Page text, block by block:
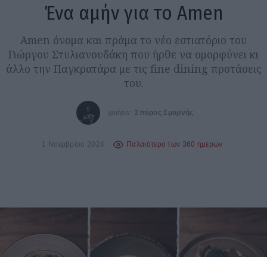
Ένα αμήν για το Amen
Amen όνομα και πράμα το νέο εστιατόριο του
Γιώργου Στυλιανουδάκη που ήρθε να ομορφύνει κι
άλλο την Παγκρατάρα με τις fine dining προτάσεις
του.
γράφει: Σπύρος Σμυρνής
1 Νοεμβρίου 2024 Παλαιότερο των 360 ημερών